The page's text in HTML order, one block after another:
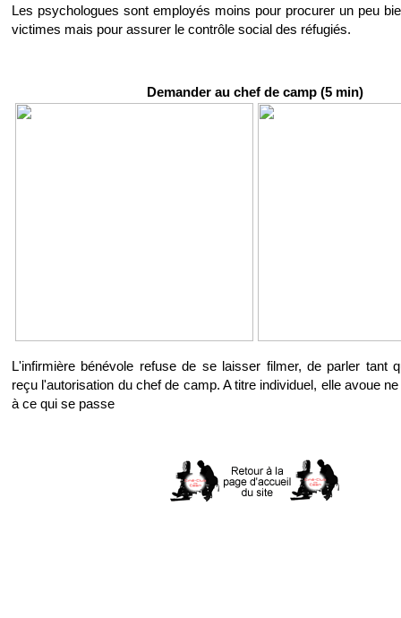
Les psychologues sont employés moins pour procurer un peu
victimes mais pour assurer le contrôle social des réfugiés.
Demander au chef de camp (5 min)
L'infirmière bénévole refuse de se laisser filmer, de parler tant
reçu l'autorisation du chef de camp. A titre individuel, elle avoue
à ce qui se passe